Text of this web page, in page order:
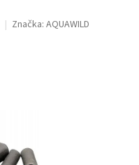
Značka: AQUAWILD